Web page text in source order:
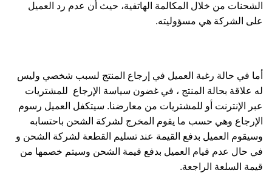
الشحنات من خلال المكالمة الهاتفية، حيث أن عدم رد العميل
على الشركة هي مسؤوليته.
أما في حالة رغبة العميل في إرجاع المنتج لسبب شخصي وليس
له علاقة بحالة المنتج ، في غضون سياسة الإرجاع للمشتريات
عبر الإنترنت أو للمشتريات من معارضنا. سيتكفل العميل رسوم
الإرجاع وهي حسب ما يقوم المخرج لشركة الشحن باحتسابه
وسيقوم العميل بدفع القيمة عند تسليم القطعة لشركة الشحن و
في حال عدم قيام العميل بدفع قيمة الشحن وسيتم خصمها من
قيمة السلعة الراجعة.